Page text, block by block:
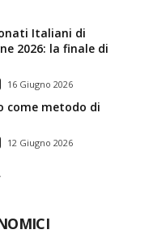
Italiani di
2026: la finale di
16 Giugno 2026
come metodo di
12 Giugno 2026